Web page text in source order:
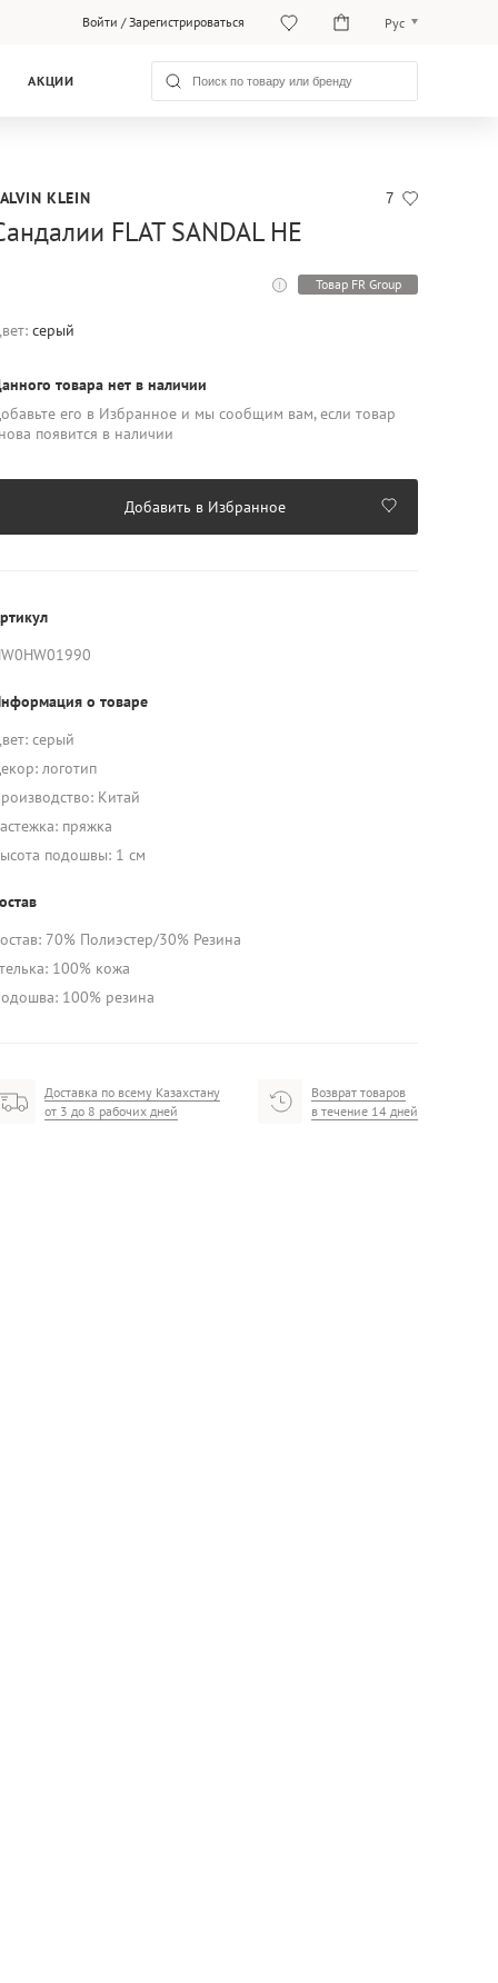
Войти /Зарегистрироваться Рус
Қаз
АКЦИИ
7
KLEIN
FLAT SANDAL HE
Товар FR Group
серый
товара нет в наличии
его в Избранное и мы сообщим вам, если товар
появится в наличии
Добавить в Избранное
о товаре
серый
логотип
Китай
пряжка
подошвы: 1 см
70% Полиэстер/30% Резина
100% кожа
100% резина
Доставка по всему Казахстану
от 3 до 8 рабочих дней
Возврат товаров
в течение 14 дней